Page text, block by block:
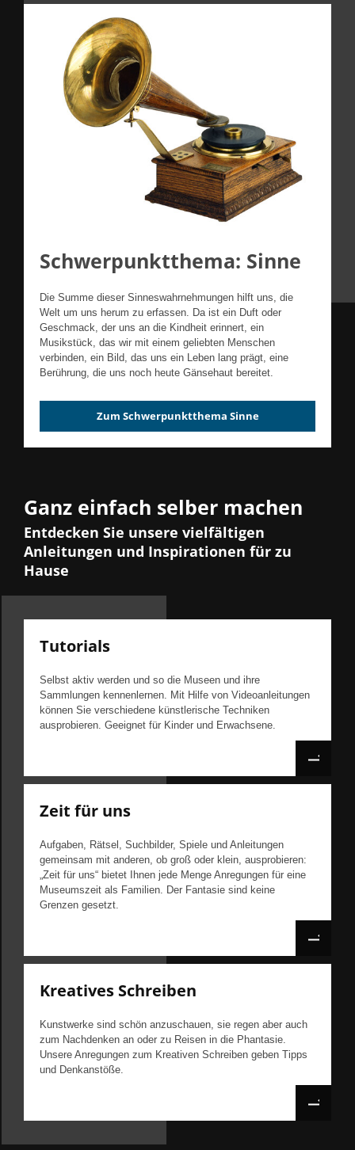
Schwerpunktthema: Sinne
Die Summe dieser Sinneswahrnehmungen hilft uns, die
Welt um uns herum zu erfassen. Da ist ein Duft oder
Geschmack, der uns an die Kindheit erinnert, ein
Musikstück, das wir mit einem geliebten Menschen
verbinden, ein Bild, das uns ein Leben lang prägt, eine
Berührung, die uns noch heute Gänsehaut bereitet.
Zum Schwerpunktthema Sinne
Ganz einfach selber machen
Entdecken Sie unsere vielfältigen
Anleitungen und Inspirationen für zu
Hause
Tutorials
Selbst aktiv werden und so die Museen und ihre
Sammlungen kennenlernen. Mit Hilfe von Videoanleitungen
können Sie verschiedene künstlerische Techniken
ausprobieren. Geeignet für Kinder und Erwachsene.
Zeit für uns
Aufgaben, Rätsel, Suchbilder, Spiele und Anleitungen
gemeinsam mit anderen, ob groß oder klein, ausprobieren:
„Zeit für uns“ bietet Ihnen jede Menge Anregungen für eine
Museumszeit als Familien. Der Fantasie sind keine
Grenzen gesetzt.
Kreatives Schreiben
Kunstwerke sind schön anzuschauen, sie regen aber auch
zum Nachdenken an oder zu Reisen in die Phantasie.
Unsere Anregungen zum Kreativen Schreiben geben Tipps
und Denkanstöße.